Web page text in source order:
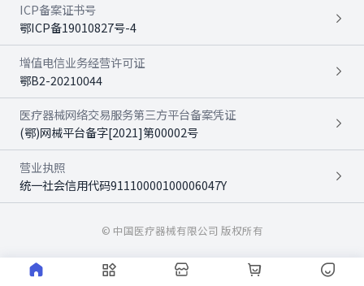
ICP备案证书号
鄂ICP备19010827号-4
增值电信业务经营许可证
鄂B2-20210044
医疗器械网络交易服务第三方平台备案凭证
(鄂)网械平台备字[2021]第00002号
营业执照
统一社会信用代码91110000100006047Y
© 中国医疗器械有限公司 版权所有